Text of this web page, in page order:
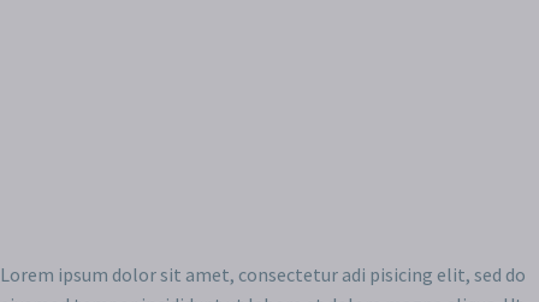
Lorem ipsum dolor sit amet, consectetur adi pisicing elit, sed do